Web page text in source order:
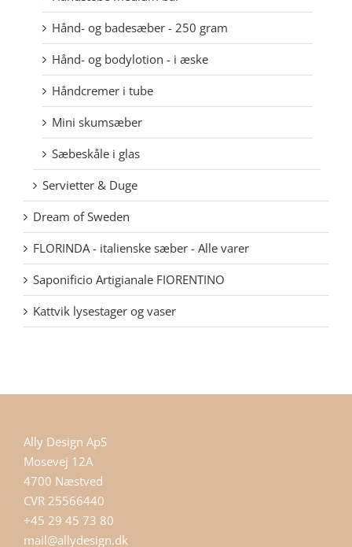
Hånd- og badesæber - 250 gram
Hånd- og bodylotion - i æske
Håndcremer i tube
Mini skumsæber
Sæbeskåle i glas
Servietter & Duge
Dream of Sweden
FLORINDA - italienske sæber - Alle varer
Saponificio Artigianale FIORENTINO
Kattvik lysestager og vaser
Ally Design ApS
Mosevej 12A
4700 Næstved
CVR 25566440
+45 29 45 73 80
mail@allydesign.dk